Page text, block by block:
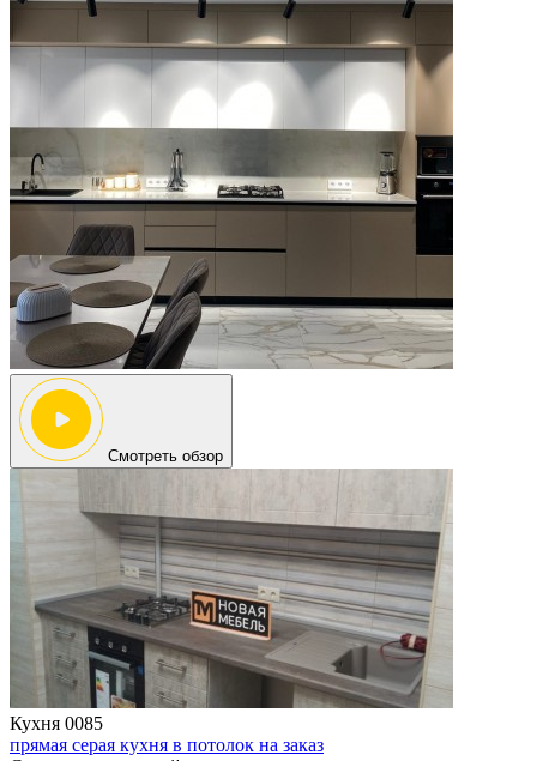
Смотреть обзор
Кухня 0085
прямая серая кухня в потолок на заказ